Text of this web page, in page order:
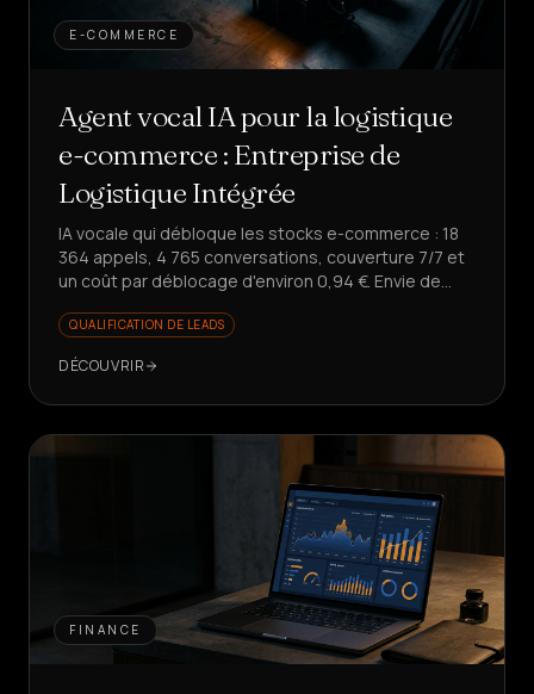
E-COMMERCE
Agent vocal IA pour la logistique
e-commerce : Entreprise de
Logistique Intégrée
IA vocale qui débloque les stocks e-commerce : 18
364 appels, 4 765 conversations, couverture 7/7 et
un coût par déblocage d'environ 0,94 €. Envie de
QUALIFICATION DE LEADS
DÉCOUVRIR
FINANCE